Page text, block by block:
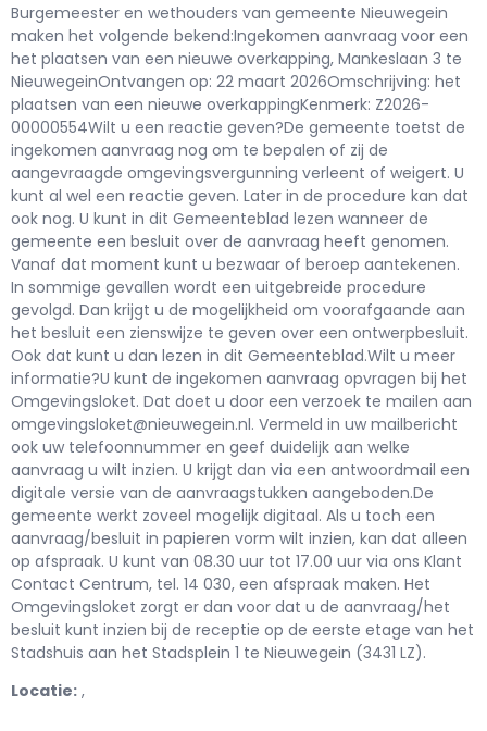
Burgemeester en wethouders van gemeente Nieuwegein
maken het volgende bekend:Ingekomen aanvraag voor een
het plaatsen van een nieuwe overkapping, Mankeslaan 3 te
NieuwegeinOntvangen op: 22 maart 2026Omschrijving: het
plaatsen van een nieuwe overkappingKenmerk: Z2026-
00000554Wilt u een reactie geven?De gemeente toetst de
ingekomen aanvraag nog om te bepalen of zij de
aangevraagde omgevingsvergunning verleent of weigert. U
kunt al wel een reactie geven. Later in de procedure kan dat
ook nog. U kunt in dit Gemeenteblad lezen wanneer de
gemeente een besluit over de aanvraag heeft genomen.
Vanaf dat moment kunt u bezwaar of beroep aantekenen.
In sommige gevallen wordt een uitgebreide procedure
gevolgd. Dan krijgt u de mogelijkheid om voorafgaande aan
het besluit een zienswijze te geven over een ontwerpbesluit.
Ook dat kunt u dan lezen in dit Gemeenteblad.Wilt u meer
informatie?U kunt de ingekomen aanvraag opvragen bij het
Omgevingsloket. Dat doet u door een verzoek te mailen aan
omgevingsloket@nieuwegein.nl. Vermeld in uw mailbericht
ook uw telefoonnummer en geef duidelijk aan welke
aanvraag u wilt inzien. U krijgt dan via een antwoordmail een
digitale versie van de aanvraagstukken aangeboden.De
gemeente werkt zoveel mogelijk digitaal. Als u toch een
aanvraag/besluit in papieren vorm wilt inzien, kan dat alleen
op afspraak. U kunt van 08.30 uur tot 17.00 uur via ons Klant
Contact Centrum, tel. 14 030, een afspraak maken. Het
Omgevingsloket zorgt er dan voor dat u de aanvraag/het
besluit kunt inzien bij de receptie op de eerste etage van het
Stadshuis aan het Stadsplein 1 te Nieuwegein (3431 LZ).
Locatie: ,